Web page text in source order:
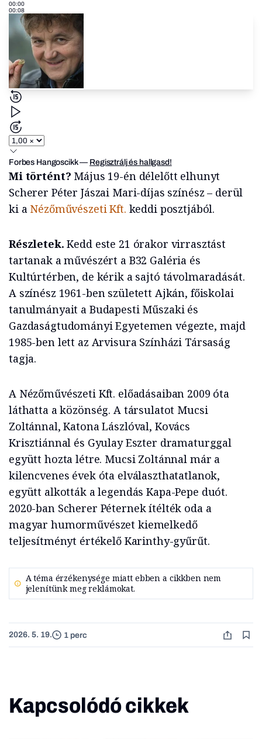
00:00
00:08
Forbes Hangoscikk— Regisztrálj és hallgasd!
Mi történt? Május 19-én délelőtt elhunyt
Scherer Péter Jászai Mari-díjas színész – derül
ki a Nézőművészeti Kft. keddi posztjából.
Részletek. Kedd este 21 órakor virrasztást
tartanak a művészért a B32 Galéria és
Kultúrtérben, de kérik a sajtó távolmaradását.
A színész 1961-ben született Ajkán, főiskolai
tanulmányait a Budapesti Műszaki és
Gazdaságtudományi Egyetemen végezte, majd
1985-ben lett az Arvisura Színházi Társaság
tagja.
A Nézőművészeti Kft. előadásaiban 2009 óta
láthatta a közönség. A társulatot Mucsi
Zoltánnal, Katona Lászlóval, Kovács
Krisztiánnal és Gyulay Eszter dramaturggal
együtt hozta létre. Mucsi Zoltánnal már a
kilencvenes évek óta elválaszthatatlanok,
együtt alkották a legendás Kapa-Pepe duót.
2020-ban Scherer Péternek ítélték oda a
magyar humorművészet kiemelkedő
teljesítményt értékelő Karinthy-gyűrűt.
A téma érzékenysége miatt ebben a cikkben nem
jelenítünk meg reklámokat.
2026. 5. 19. 1 perc
Kapcsolódó cikkek